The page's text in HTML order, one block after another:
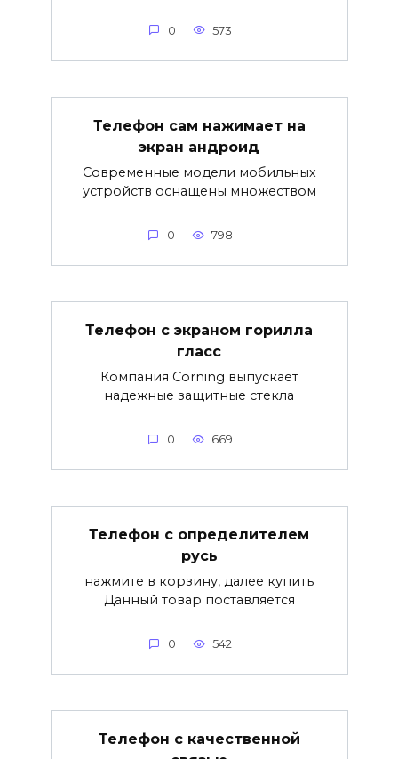
0 573
Телефон сам нажимает на
экран андроид
Современные модели мобильных
устройств оснащены множеством
0 798
Телефон с экраном горилла
гласс
Компания Corning выпускает
надежные защитные стекла
0 669
Телефон с определителем
русь
нажмите в корзину, далее купить
Данный товар поставляется
0 542
Телефон с качественной